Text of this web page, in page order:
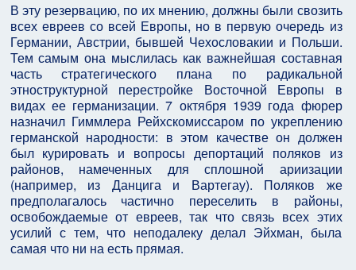
В эту резервацию, по их мнению, должны были свозить
всех евреев со всей Европы, но в первую очередь из
Германии, Австрии, бывшей Чехословакии и Польши.
Тем самым она мыслилась как важнейшая составная
часть стратегического плана по радикальной
этноструктурной перестройке Восточной Европы в
видах ее германизации. 7 октября 1939 года фюрер
назначил Гиммлера Рейхскомиссаром по укреплению
германской народности: в этом качестве он должен
был курировать и вопросы депортаций поляков из
районов, намеченных для сплошной ариизации
(например, из Данцига и Вартегау). Поляков же
предполагалось частично переселить в районы,
освобождаемые от евреев, так что связь всех этих
усилий с тем, что неподалеку делал Эйхман, была
самая что ни на есть прямая.